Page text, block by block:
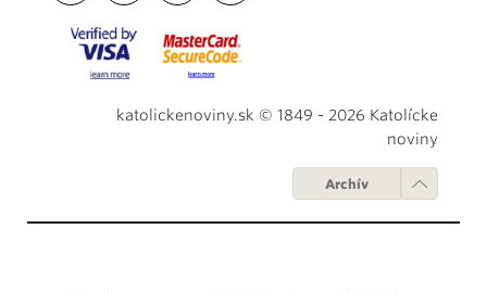
katolickenoviny.sk © 1849 - 2026 Katolícke
noviny
Archív